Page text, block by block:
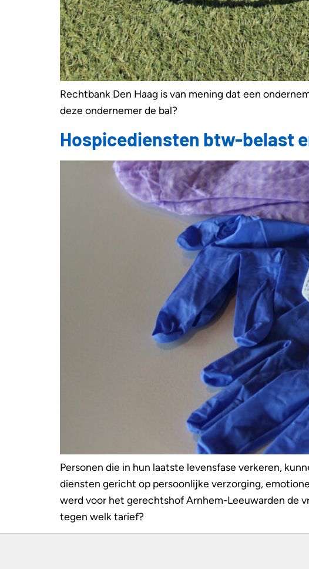
Rechtbank Den Haag is van mening dat een
deze ondernemer de bal?
Hospicediensten btw-belast
Personen die in hun laatste levensfase verkeren,
diensten gericht op persoonlijke verzorging,
werd voor het gerechtshof Arnhem-Leeuwarden de
tegen welk tarief?